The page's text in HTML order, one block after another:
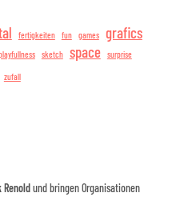
fertigkeiten fun games grafics
sketch space surprise
zufall
Renoldund bringen Organisationen